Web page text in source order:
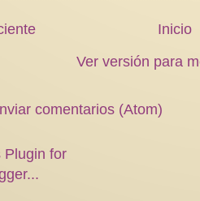
Inicio
Ver versión para
comentarios (Atom)